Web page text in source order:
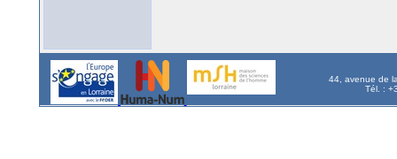
44, avenue de
Tél. :